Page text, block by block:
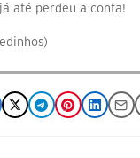
até perdeu a conta!